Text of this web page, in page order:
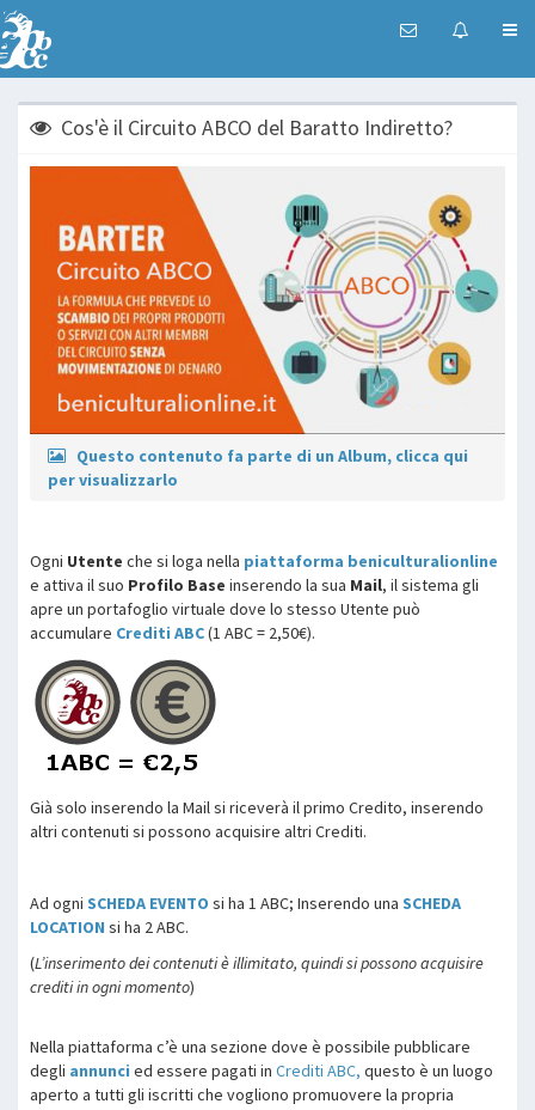
Cos'è il Circuito ABCO del Baratto Indiretto?
Questo contenuto fa parte di un Album, clicca qui
per visualizzarlo
Ogni Utente che si loga nella piattaforma beniculturalionline
e attiva il suo Profilo Base inserendo la sua Mail, il sistema gli
apre un portafoglio virtuale dove lo stesso Utente può
accumulare Crediti ABC(1 ABC = 2,50€).
Già solo inserendo la Mail si riceverà il primo Credito, inserendo
altri contenuti si possono acquisire altri Crediti.
Ad ogni SCHEDA EVENTO si ha 1 ABC; Inserendo una SCHEDA
LOCATION si ha 2 ABC.
(L’inserimento dei contenuti è illimitato, quindi si possono acquisire
crediti in ogni momento)
Nella piattaforma c’è una sezione dove è possibile pubblicare
degli annunci ed essere pagati in Crediti ABC, questo è un luogo
aperto a tutti gli iscritti che vogliono promuovere la propria